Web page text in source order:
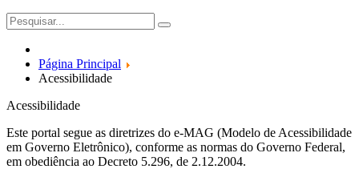
Página Principal
Acessibilidade
Acessibilidade
Este portal segue as diretrizes do e-MAG (Modelo de Acessibilidade
em Governo Eletrônico), conforme as normas do Governo Federal,
em obediência ao Decreto 5.296, de 2.12.2004.